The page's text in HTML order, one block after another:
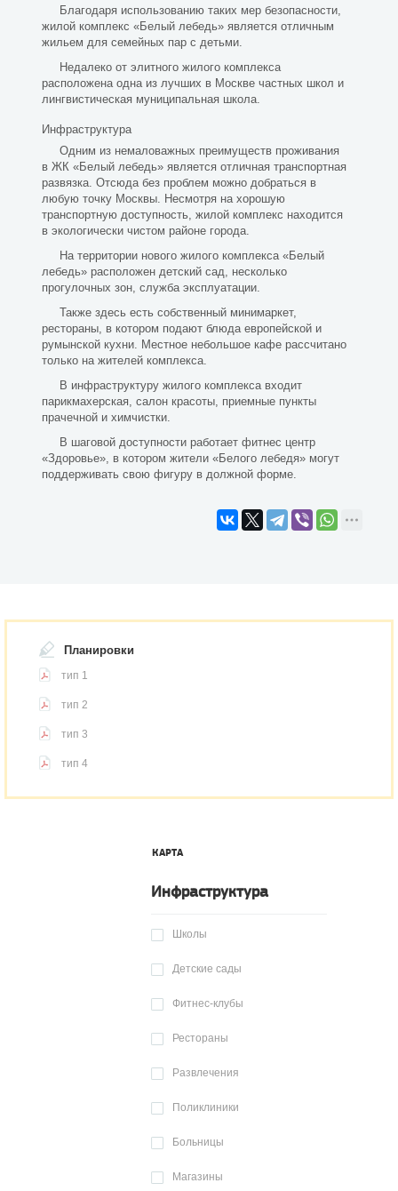
Благодаря использованию таких мер безопасности,
жилой комплекс «Белый лебедь» является отличным
жильем для семейных пар с детьми.
Недалеко от элитного жилого комплекса
расположена одна из лучших в Москве частных школ и
лингвистическая муниципальная школа.
Инфраструктура
Одним из немаловажных преимуществ проживания
в ЖК «Белый лебедь» является отличная транспортная
развязка. Отсюда без проблем можно добраться в
любую точку Москвы. Несмотря на хорошую
транспортную доступность, жилой комплекс находится
в экологически чистом районе города.
На территории нового жилого комплекса «Белый
лебедь» расположен детский сад, несколько
прогулочных зон, служба эксплуатации.
Также здесь есть собственный минимаркет,
рестораны, в котором подают блюда европейской и
румынской кухни. Местное небольшое кафе рассчитано
только на жителей комплекса.
В инфраструктуру жилого комплекса входит
парикмахерская, салон красоты, приемные пункты
прачечной и химчистки.
В шаговой доступности работает фитнес центр
«Здоровье», в котором жители «Белого лебедя» могут
поддерживать свою фигуру в должной форме.
Планировки
тип 1
тип 2
тип 3
тип 4
КАРТА
Инфраструктура
Школы
Детские сады
Фитнес-клубы
Рестораны
Развлечения
Поликлиники
Больницы
Магазины